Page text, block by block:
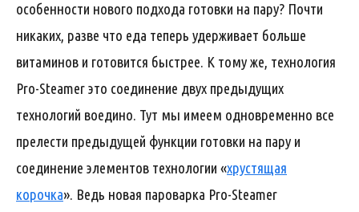
особенности нового подхода готовки на пару? Почти
никаких, разве что еда теперь удерживает больше
витаминов и готовится быстрее. К тому же, технология
Pro-Steamer это соединение двух предыдущих
технологий воедино. Тут мы имеем одновременно все
прелести предыдущей функции готовки на пару и
соединение элементов технологии «хрустящая
корочка». Ведь новая пароварка Pro-Steamer